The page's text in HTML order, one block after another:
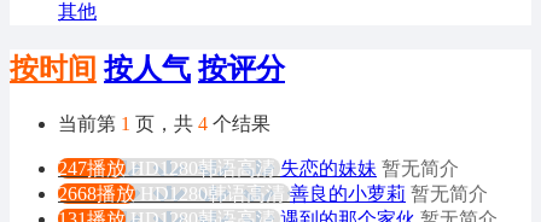
其他
按时间 按人气 按评分
当前第 1 页，共 4 个结果
247播放 HD1280韩语高清 失恋的妹妹 暂无简介
2668播放 HD1280韩语高清 善良的小萝莉 暂无简介